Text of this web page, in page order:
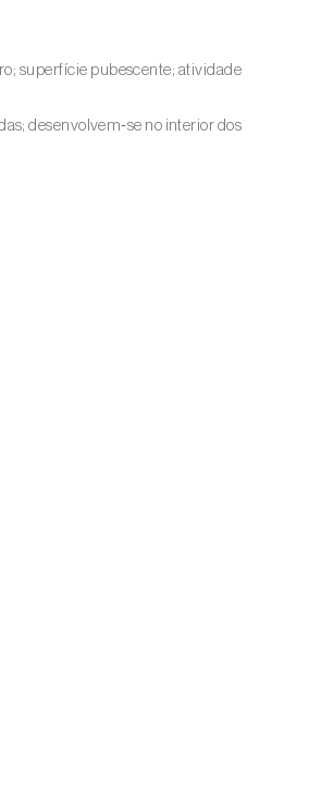
superfície pubescente; atividade
desenvolvem‑se no interior dos